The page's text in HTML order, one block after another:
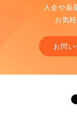
入会や薬
お気
お問